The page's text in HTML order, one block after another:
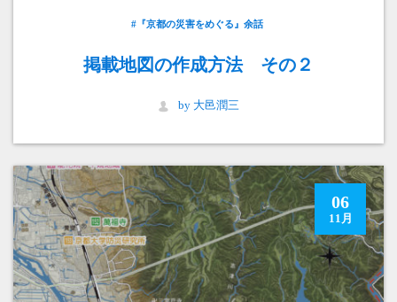
#『京都の災害をめぐる』余話
掲載地図の作成方法 その２
by 大邑潤三
06
11月